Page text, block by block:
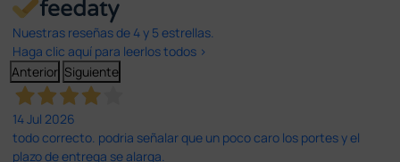
Nuestras reseñas de 4 y 5 estrellas.
Haga clic aquí para leerlos todos >
Anterior Siguiente
14 Jul 2026
todo correcto. podria señalar que un poco caro los portes y el
plazo de entrega se alarga.